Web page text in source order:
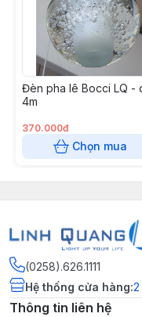
Đèn pha lê Bocci LQ -
4m
370.000đ
Chọn mua
(0258).626.1111
Hệ thống cửa hàng:2
Thông tin liên hệ